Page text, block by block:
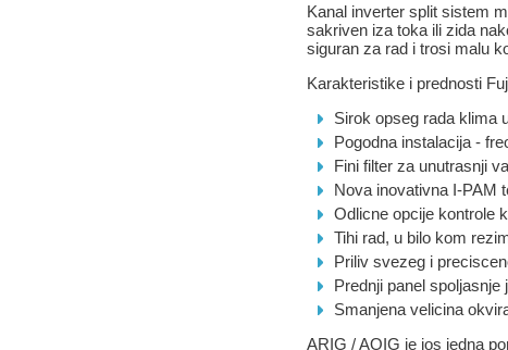
Kanal inverter split sistem
sakriven iza toka ili zida
siguran za rad i trosi malu
Karakteristike i prednosti
Sirok opseg rada klima
Pogodna instalacija -
Fini filter za unutrasnji
Nova inovativna I-PAM
Odlicne opcije kontrole
Tihi rad, u bilo kom
Priliv svezeg i
Prednji panel
Smanjena velicina
ARIG / AOIG je jos jedna